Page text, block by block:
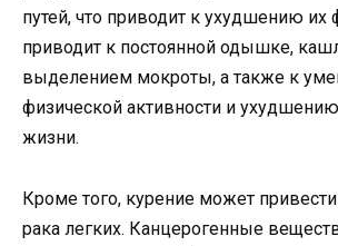
путей, что приводит к ухудшению их
приводит к постоянной одышке,
выделением мокроты, а также к
физической активности и
жизни.
Кроме того, курение может
рака легких. Канцерогенные